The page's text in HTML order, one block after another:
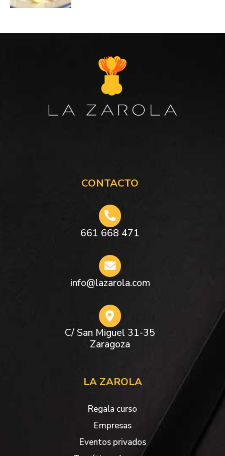
CONTACTO
661 668 471
info@lazarola.com
C/ San Miguel 31-35
Zaragoza
LA ZAROLA
Regala curso
Empresas
Eventos privados